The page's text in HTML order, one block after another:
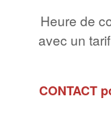
Heure de
avec un
CONTACT